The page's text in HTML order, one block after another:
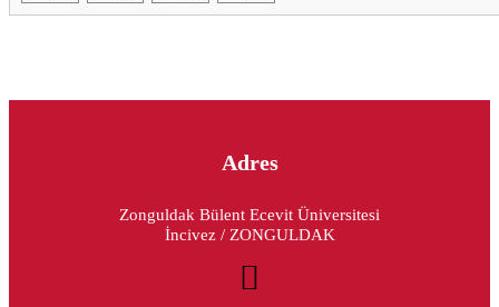
Adres
Zonguldak Bülent Ecevit Üniversitesi
İncivez / ZONGULDAK